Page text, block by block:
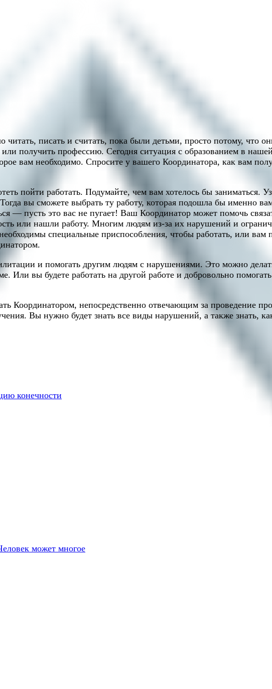
писать и считать, пока были детьми, просто потому, что
получить профессию. Сегодня ситуация с образованием в
вам необходимо. Спросите у вашего Координатора, как вам
пойти работать. Подумайте, чем вам хотелось бы заниматься.
вы сможете выбрать ту работу, которая подошла бы именно
— пусть это вас не пугает! Ваш Координатор может помочь
или нашли работу. Многим людям из-за их нарушений и
специальные приспособления, чтобы работать, или вам
и помогать другим людям с нарушениями. Это можно
Или вы будете работать на другой работе и добровольно
Координатором, непосредственно отвечающим за проведение
Вы нужно будет знать все виды нарушений, а также знать,
конечности
может многое